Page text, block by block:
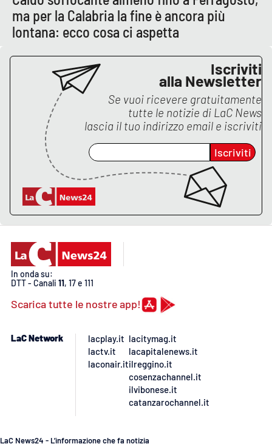
Lacapitalenews.it
Ilreggino.it
Cosenzachannel.it
Ilvibonese.it
Catanzarochannel.it
APP
Android
Apple
ma per la Calabria la fine è ancora più
lontana: ecco cosa ci aspetta
Iscriviti
alla Newsletter
Se vuoi ricevere gratuitamente
tutte le notizie di LaC News
lascia il tuo indirizzo email e iscriviti
Iscriviti
In onda su:
DTT - Canali 11, 17 e 111
Scarica tutte le nostre app!
LaC Network
lacplay.it
lactv.it
laconair.it
lacitymag.it
lacapitalenews.it
ilreggino.it
cosenzachannel.it
ilvibonese.it
catanzarochannel.it
LaC News24 - L’informazione che fa notizia